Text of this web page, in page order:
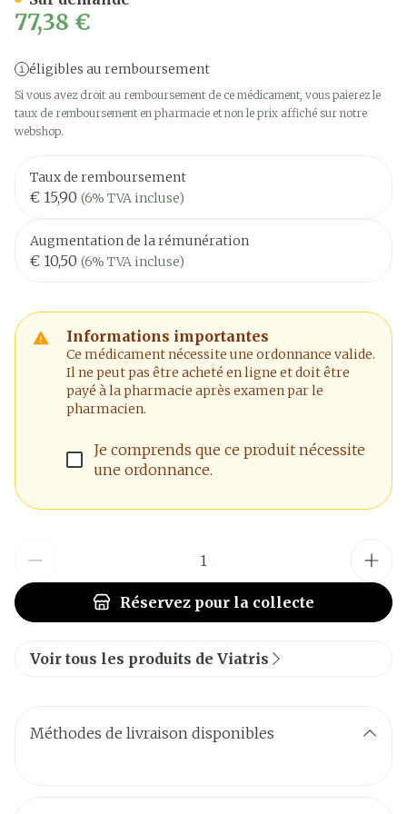
77,38 €
éligibles au remboursement
Si vous avez droit au remboursement de ce médicament, vous paierez le
taux de remboursement en pharmacie et non le prix affiché sur notre
webshop.
Taux de remboursement
€ 15,90 (6% TVA incluse)
Augmentation de la rémunération
€ 10,50 (6% TVA incluse)
Informations importantes
Ce médicament nécessite une ordonnance valide.
Il ne peut pas être acheté en ligne et doit être
payé à la pharmacie après examen par le
pharmacien.
Je comprends que ce produit nécessite
une ordonnance.
Réservez pour la collecte
Voir tous les produits de Viatris
Méthodes de livraison disponibles